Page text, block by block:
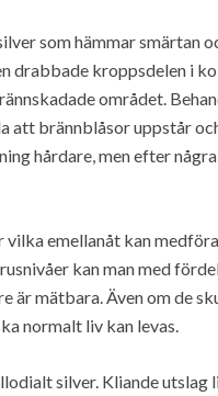
som hämmar smärtan
drabbade kroppsdelen i
området.
att brännblåsor uppstår
hårdare, men efter
emellanåt kan
kan man med
är mätbara. Även om de
normalt liv kan levas.
silver. Kliande utslag